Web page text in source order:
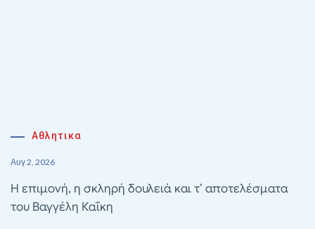
Αθλητικα
Αυγ 2, 2026
Η επιμονή, η σκληρή δουλειά και τ’ αποτελέσματα
του Βαγγέλη Καΐκη